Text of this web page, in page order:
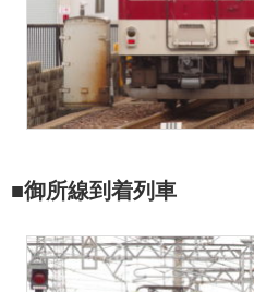
■御所線到着列車